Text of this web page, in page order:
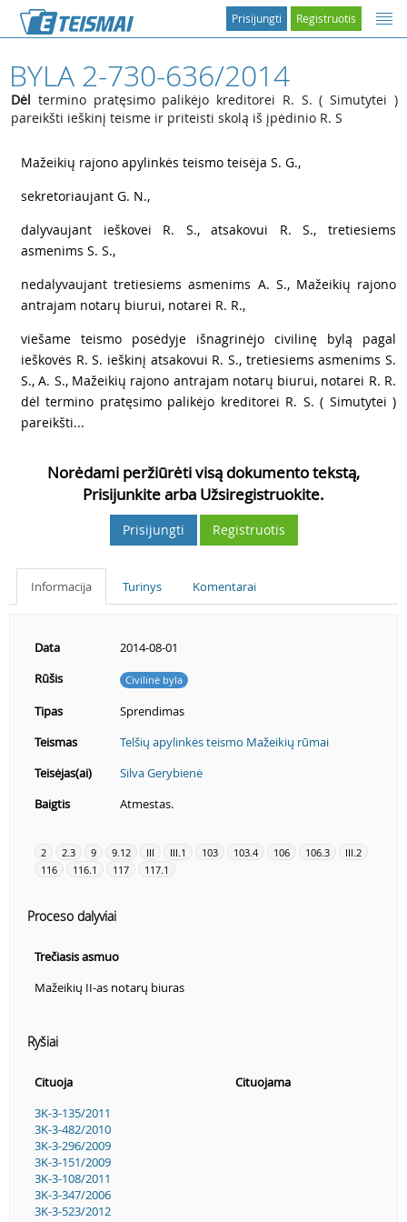
Registruotis
Prisijungti
BYLA 2-730-636/2014
Dėl termino pratęsimo palikėjo kreditorei R. S. ( Simutytei )
pareikšti ieškinį teisme ir priteisti skolą iš įpėdinio R. S
Mažeikių rajono apylinkės teismo teisėja S. G.,
sekretoriaujant G. N.,
dalyvaujant ieškovei R. S., atsakovui R. S., tretiesiems
asmenims S. S.,
nedalyvaujant tretiesiems asmenims A. S., Mažeikių rajono
antrajam notarų biurui, notarei R. R.,
viešame teismo posėdyje išnagrinėjo civilinę bylą pagal
ieškovės R. S. ieškinį atsakovui R. S., tretiesiems asmenims S.
S., A. S., Mažeikių rajono antrajam notarų biurui, notarei R. R.
dėl termino pratęsimo palikėjo kreditorei R. S. ( Simutytei )
pareikšti...
Norėdami peržiūrėti visą dokumento tekstą,
Prisijunkite arba Užsiregistruokite.
Prisijungti Registruotis
Informacija Turinys Komentarai
Data
2014-08-01
Rūšis
Civilinė byla
Tipas
Sprendimas
Teismas
Telšių apylinkės teismo Mažeikių rūmai
Teisėjas(ai)
Silva Gerybienė
Baigtis
Atmestas.
2 2.3 9 9.12 III III.1 103 103.4 106 106.3
III.2
116
116.1 117 117.1
Proceso dalyviai
Trečiasis asmuo
Mažeikių II-as notarų biuras
Ryšiai
Cituoja
Cituojama
3K-3-135/2011
3K-3-482/2010
3K-3-296/2009
3K-3-151/2009
3K-3-108/2011
3K-3-347/2006
3K-3-523/2012